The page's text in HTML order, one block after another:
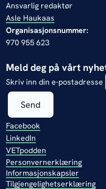
Ansvarlig redaktør
Asle Haukaas
Organisasjonsnummer:
970 955 623
Meld deg på vårt
Skriv inn din e-postadresse
Send
Facebook
LinkedIn
VETpodden
Personvernerklæring
Informasjonskapsler
Tilgjengelighetserklæring